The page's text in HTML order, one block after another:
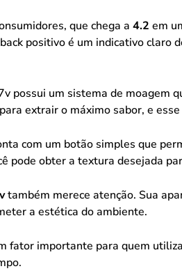
que chega a 4.2 em
positivo é um indicativo claro
possui um sistema de moagem
extrair o máximo sabor, e
com um botão simples que
pode obter a textura desejada
também merece atenção. Sua
a estética do ambiente.
fator importante para quem